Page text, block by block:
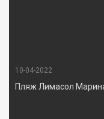
10-04-2022
Пляж Лимасол